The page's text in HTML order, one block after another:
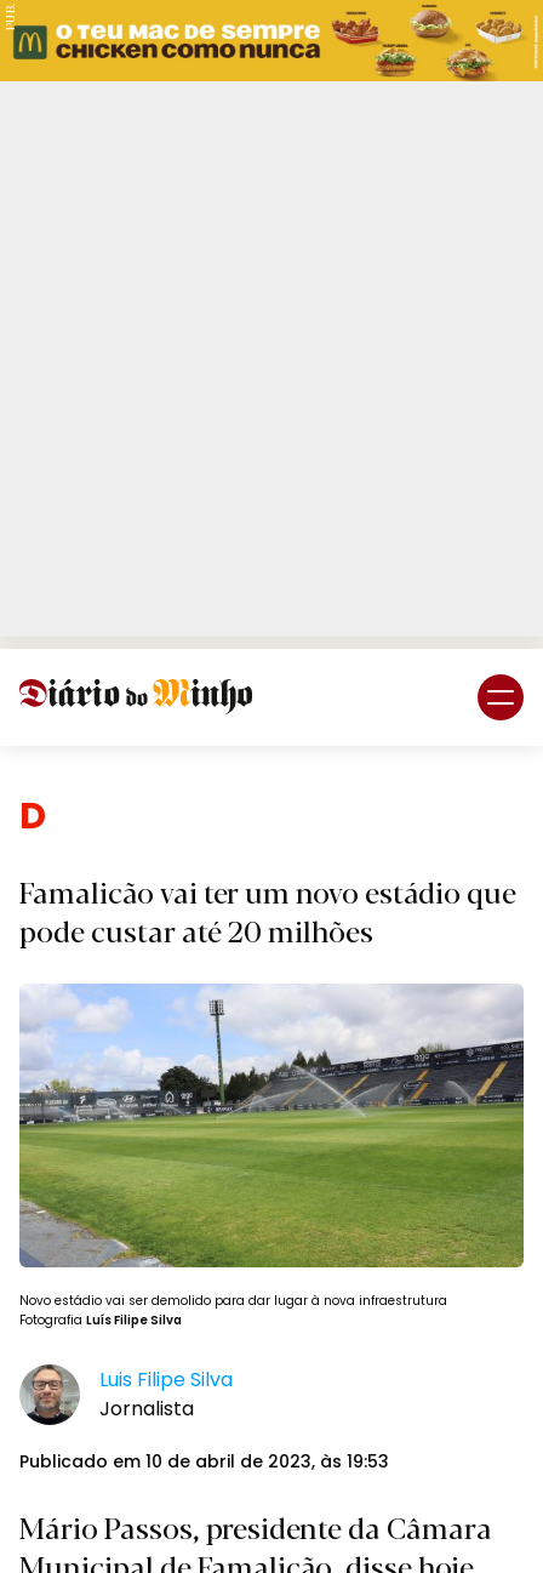
PUB.
Despor
Famalicão vai ter um novo estádio que
pode custar até 20 milhões
Novo estádio vai ser demolido para dar lugar à nova infraestrutura
Fotografia Luís Filipe Silva
Luis Filipe Silva
Jornalista
Publicado em 10 de abril de 2023, às 19:53
Mário Passos, presidente da Câmara